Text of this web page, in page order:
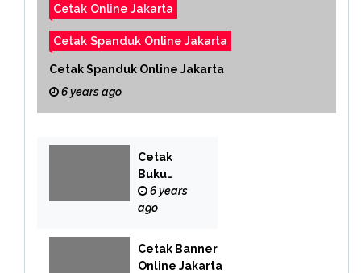
Cetak Online Jakarta
Cetak Spanduk Online Jakarta
Cetak Spanduk Online Jakarta
6 years ago
Cetak
Buku
Yasin
Online
6 years
ago
Cetak Banner
Online Jakarta